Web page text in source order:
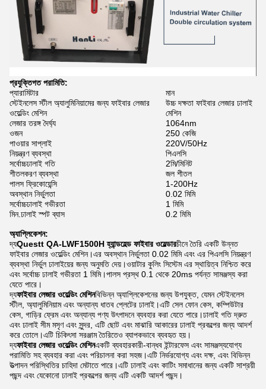
প্রযুক্তিগত পরামিতি:
প্যারামিটার
মান
স্টেইনলেস স্টীল অ্যালুমিনিয়ামের জন্য ফাইবার লেজার
ওয়েল্ডিং মেশিন
উচ্চ দক্ষতা ফাইবার লেজার ঢালাই
মেশিন
লেজার তরঙ্গ দৈর্ঘ্য
1064nm
ওজন
250 কেজি
পাওয়ার সাপ্লাই
220V/50Hz
নিয়ন্ত্রণ ব্যবস্থা
পিএলসি
সর্বোচ্চঢালাই গতি
2মি/মিনিট
শীতলকরণ ব্যবস্থা
জল শীতল
পালস ফ্রিকোয়েন্সি
1-200Hz
অবস্থান নির্ভুলতা
0.02 মিমি
সর্বোচ্চঢালাই গভীরতা
1 মিমি
মিন.ঢালাই স্পট ব্যাস
0.2 মিমি
অ্যাপ্লিকেশন:
দ্যQuestt QA-LWF1500H হ্যান্ডহেল্ড ফাইবার ওয়েল্ডারচীনে তৈরি একটি উন্নত
ফাইবার লেজার ওয়েল্ডিং মেশিন।এর অবস্থান নির্ভুলতা 0.02 মিমি এবং এর পিএলসি নিয়ন্ত্রণ
ব্যবস্থা নির্ভুল ঢালাইয়ের জন্য অনুমতি দেয়।ওয়াটার কুলিং সিস্টেম এর স্থায়িত্ব নিশ্চিত করে
এবং সর্বোচ্চ ঢালাই গভীরতা 1 মিমি।পালস প্রস্থ 0.1 থেকে 20ms পর্যন্ত সামঞ্জস্য করা
যেতে পারে।
দ্যফাইবার লেজার ওয়েল্ডিং মেশিনবিভিন্ন অ্যাপ্লিকেশনের জন্য উপযুক্ত, যেমন স্টেইনলেস
স্টীল, অ্যালুমিনিয়াম এবং অন্যান্য ধাতব প্লেটের ঢালাই।এটি সেল ফোন কেস, কম্পিউটার
কেস, গাড়ির ফ্রেম এবং অন্যান্য পণ্য উৎপাদনে ব্যবহার করা যেতে পারে।ঢালাই গতি দ্রুত
এবং ঢালাই সীম মসৃণ এবং সুন্দর, এটি ছোট এবং মাঝারি আকারের ঢালাই প্রকল্পের জন্য আদর্শ
করে তোলে।এটি চিকিৎসা সরঞ্জাম তৈরিতেও ব্যাপকভাবে ব্যবহৃত হয়।
দ্যফাইবার লেজার ওয়েল্ডিং মেশিনএকটি ব্যবহারকারী-বান্ধব ইন্টারফেস এবং সামঞ্জস্যযোগ্য
পরামিতি সহ ব্যবহার করা এবং পরিচালনা করা সহজ।এটি নির্ভরযোগ্য এবং দক্ষ, এবং বিভিন্ন
উত্পাদন পরিস্থিতির চাহিদা মেটাতে পারে।এটি ঢালাই এবং কাটিং সমাধানের জন্য একটি সাশ্রয়ী
পছন্দ এবং যেকোনো ঢালাই প্রকল্পের জন্য এটি একটি আদর্শ পছন্দ।